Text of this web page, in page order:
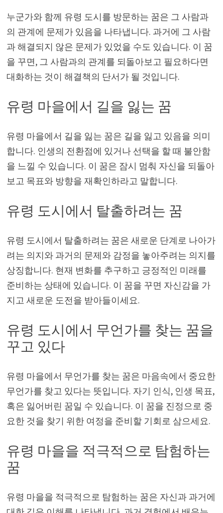
누군가와 함께 유령 도시를 방문하는 꿈은 그 사람과
의 관계에 문제가 있음을 나타냅니다. 과거에 그 사람
과 해결되지 않은 문제가 있었을 수도 있습니다. 이 꿈
을 꾸면, 그 사람과의 관계를 되돌아보고 필요하다면
대화하는 것이 해결책의 단서가 될 것입니다.
유령 마을에서 길을 잃는 꿈
유령 마을에서 길을 잃는 꿈은 길을 잃고 있음을 의미
합니다. 인생의 전환점에 있거나 선택을 할 때 불안함
을 느낄 수 있습니다. 이 꿈은 잠시 멈춰 자신을 되돌아
보고 목표와 방향을 재확인하라고 말합니다.
유령 도시에서 탈출하려는 꿈
유령 도시에서 탈출하려는 꿈은 새로운 단계로 나아가
려는 의지와 과거의 문제와 감정을 놓아주려는 의지를
상징합니다. 현재 변화를 추구하고 긍정적인 미래를
준비하는 상태에 있습니다. 이 꿈을 꾸면 자신감을 가
지고 새로운 도전을 받아들이세요.
유령 도시에서 무언가를 찾는 꿈을
꾸고 있다
유령 마을에서 무언가를 찾는 꿈은 마음속에서 중요한
무언가를 찾고 있다는 뜻입니다. 자기 인식, 인생 목표,
혹은 잃어버린 꿈일 수 있습니다. 이 꿈을 진정으로 중
요한 것을 찾기 위한 여정을 준비할 기회로 삼으세요.
유령 마을을 적극적으로 탐험하는
꿈
유령 마을을 적극적으로 탐험하는 꿈은 자신과 과거에